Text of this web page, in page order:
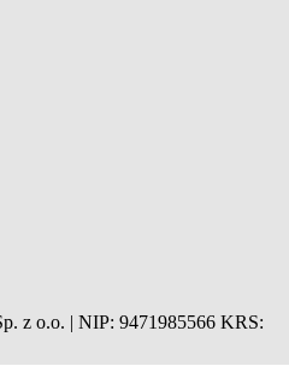
z o.o. | NIP: 9471985566 KRS: